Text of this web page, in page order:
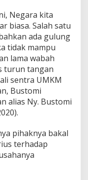
Negara kita
biasa. Salah satu
ada gulung
tidak mampu
lama wabah
turun tangan
sentra UMKM
Bustomi
alias Ny. Bustomi
pihaknya bakal
terhadap